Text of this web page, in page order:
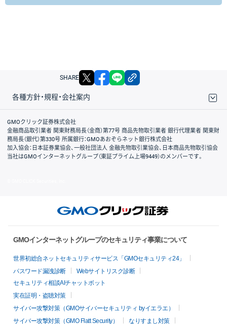
SHARE X facebook
各種方針・規程・会社案内
取引規程・約款
サイトマップ
その他のご案内
個人情報保護方針
最良執行方針
サイトのご利用について
ディスクレイマー
信託保全
リスク説明
会社案内
GMOクリック証券株式会社
金融商品取引業者 関東財務局長（金商）第77号 商品先物取引業者 銀行代理業者 関東財
務局長（銀代）第330号 所属銀行：GMOあおぞらネット銀行株式会社
加入協会：日本証券業協会、一般社団法人 金融先物取引業協会、日本商品先物取引協会
当社はGMOインターネットグループ（東証プライム上場9449）のメンバーです。
GMOインターネットグループのセキュリティ事業について
世界初総合ネットセキュリティサービス「GMOセキュリティ24」
パスワード漏洩診断
Webサイトリスク診断
セキュリティ相談AIチャットボット
実在証明・盗聴対策
サイバー攻撃対策（GMOサイバーセキュリティ byイエラエ）
サイバー攻撃対策（GMO Flatt Security）
なりすまし対策